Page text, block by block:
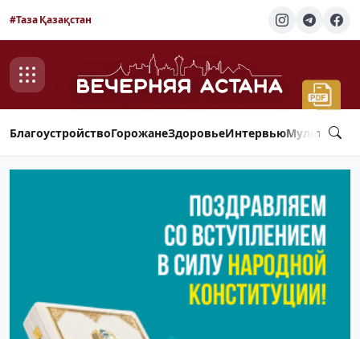
#Таза Қазақстан
БлагоустройствоГорожанеЗдоровьеИнтервью